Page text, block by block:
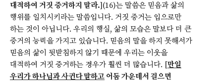
대적하여 거짓 증거하지 말라.](16)는 말씀은 믿음과 삶의
행위를 일치시키라는 말씀입니다. 거짓 증거는 입으로만
하는 것이 아닙니다. 우리의 행실, 삶의 모습은 말보다 더 큰
증거의 능력을 가지고 있습니다. 믿음의 말을 하지 못해서가
믿음의 삶이 뒷받침하지 않기 때문에 우리는 이웃을
대적하여 거짓 증거하는 경우가 훨씬 더 많습니다. [만일
우리가 하나님과 사귄다 말하고 어둠 가운데서 걸으면